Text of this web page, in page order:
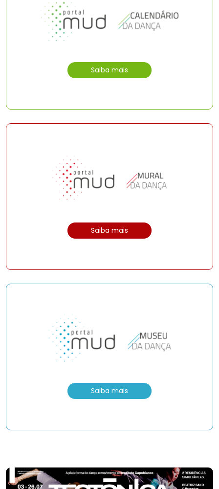
Saiba mais
Saiba mais
Saiba mais